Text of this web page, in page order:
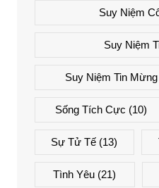
Suy Niệm
Suy Niệm
Suy Niệm Tin
Sống Tích Cực (10)
Sự Tử Tế (13)
Tình Yêu (21)